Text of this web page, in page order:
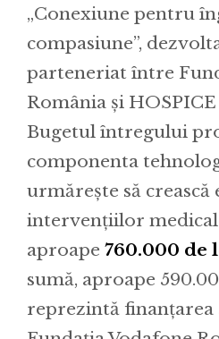
„Conexiune pentru
compasiune”,
parteneriat între
România şi
Bugetul întregului
componenta
urmărește să crească
intervențiilor
aproape 760.000 de
sumă, aproape
reprezintă finanțarea